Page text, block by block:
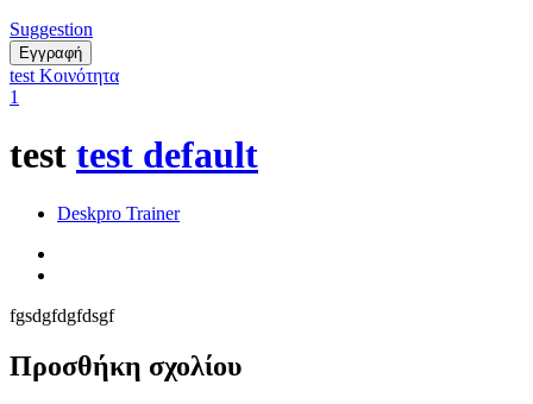
Suggestion
Εγγραφή
test Κοινότητα
1
test test default
Deskpro Trainer
fgsdgfdgfdsgf
Προσθήκη σχολίου